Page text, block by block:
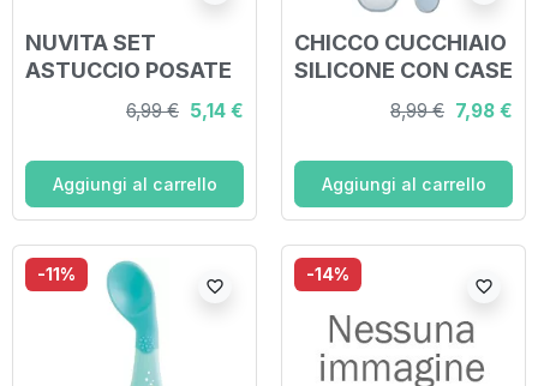
NUVITA SET
ASTUCCIO POSATE
6,99 € 5,14 €
Aggiungi al carrello
CHICCO CUCCHIAIO
SILICONE CON CASE
GRIGIO 6 MESI+
8,99 € 7,98 €
Aggiungi al carrello
-11%
favorite_border
-14%
favorite_border